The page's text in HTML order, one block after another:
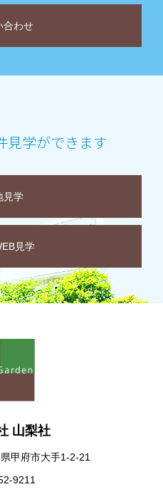
合わせ
見学ができます
見学
見学
山梨社
甲府市大手1-2-21
9211